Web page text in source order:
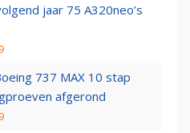
jaar 75 A320neo’s
737 MAX 10 stap
afgerond